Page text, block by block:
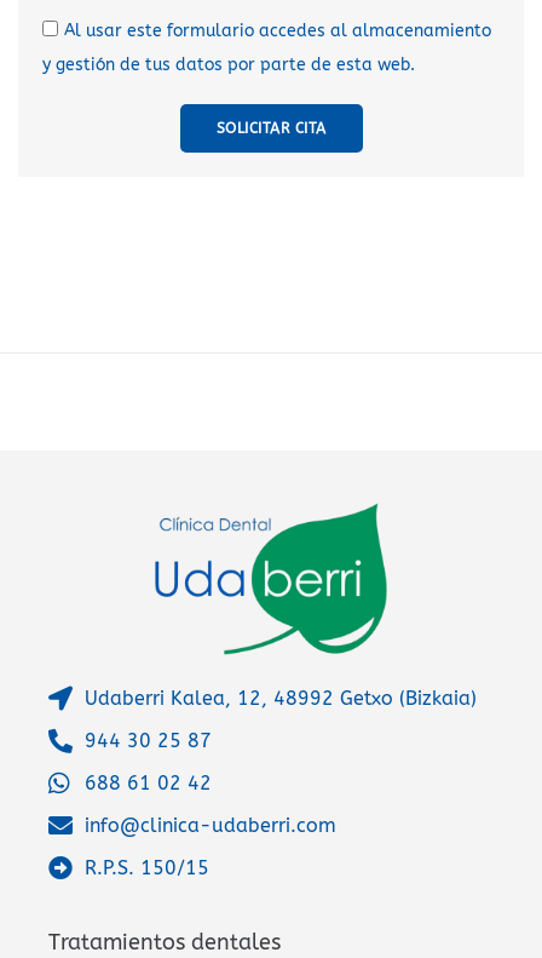
Al usar este formulario accedes al almacenamiento
y gestión de tus datos por parte de esta web.
SOLICITAR CITA
Udaberri Kalea, 12, 48992 Getxo (Bizkaia)
944 30 25 87
688 61 02 42
info@clinica-udaberri.com
R.P.S. 150/15
Tratamientos dentales